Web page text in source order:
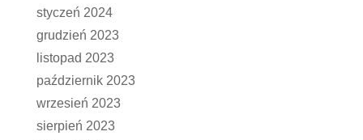
styczeń 2024
grudzień 2023
listopad 2023
październik 2023
wrzesień 2023
sierpień 2023